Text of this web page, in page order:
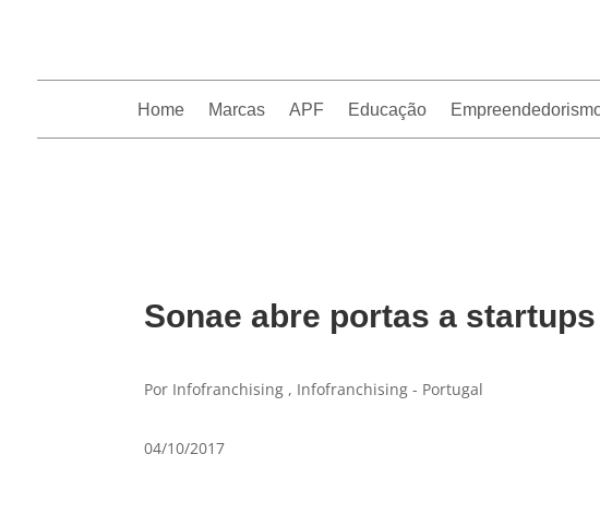
Home Marcas APF Educação
Sonae abre portas a
Por Infofranchising , Infofranchising - Portugal
04/10/2017